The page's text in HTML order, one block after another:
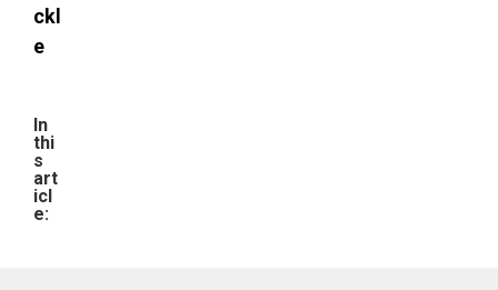
ckl
e
In
thi
s
art
icl
e: